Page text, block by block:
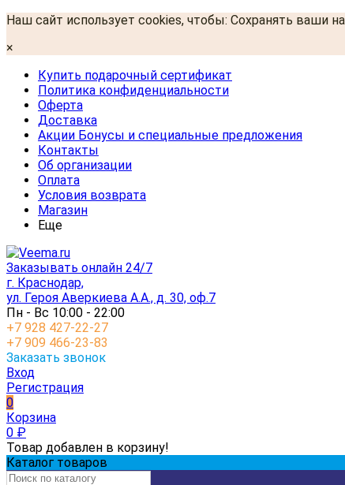
Наш сайт использует cookies, чтобы: Сохранять ваши
×
Купить подарочный сертификат
Политика конфиденциальности
Оферта
Доставка
Акции Бонусы и специальные предложения
Контакты
Об организации
Оплата
Условия возврата
Магазин
Еще
Заказывать онлайн 24/7
г. Краснодар,
ул. Героя Аверкиева А.А., д. 30, оф.7
Пн - Вс 10:00 - 22:00
+7 928 427-22-27
+7 909 466-23-83
Заказать звонок
Вход
Регистрация
0
Корзина
0 ₽
Товар добавлен в корзину!
Каталог товаров